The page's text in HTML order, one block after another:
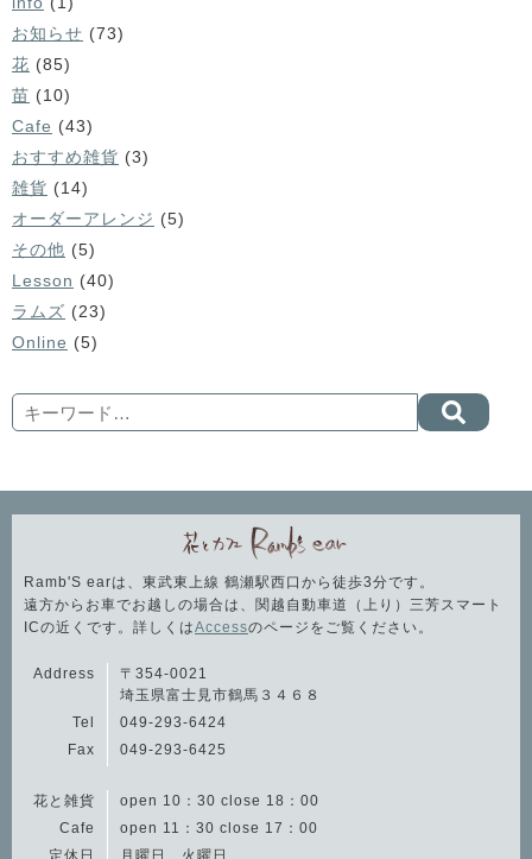
お知らせ (73)
花 (85)
苗 (10)
Cafe (43)
おすすめ雑貨 (3)
雑貨 (14)
オーダーアレンジ (5)
その他 (5)
Lesson (40)
ラムズ (23)
Online (5)
Search
Ramb'S earは、東武東上線 鶴瀬駅西口から徒歩3分です。
遠方からお車でお越しの場合は、関越自動車道（上り）三芳スマート
ICの近くです。詳しくはAccessのページをご覧ください。
Address
〒354-0021
埼玉県富士見市鶴馬３４６８
Tel
049-293-6424
Fax
049-293-6425
花と雑貨
open 10：30 close 18：00
Cafe
open 11：30 close 17：00
定休日
月曜日、火曜日